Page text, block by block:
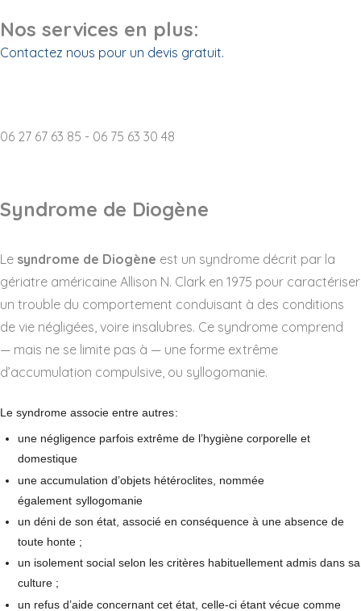
Nos services en plus:
Contactez nous pour un devis gratuit.
06 27 67 63 85 - 06 75 63 30 48
Syndrome de Diogène
Le syndrome de Diogène est un syndrome décrit par la
gériatre américaine Allison N. Clark en 1975 pour caractériser
un trouble du comportement conduisant à des conditions
de vie négligées, voire insalubres. Ce syndrome comprend
— mais ne se limite pas à — une forme extrême
d’accumulation compulsive, ou syllogomanie.
Le syndrome associe entre autres:
une négligence parfois extrême de l’hygiène corporelle et
domestique
une accumulation d’objets hétéroclites, nommée
également syllogomanie
un déni de son état, associé en conséquence à une absence de
toute honte ;
un isolement social selon les critères habituellement admis dans sa
culture ;
un refus d’aide concernant cet état, celle-ci étant vécue comme